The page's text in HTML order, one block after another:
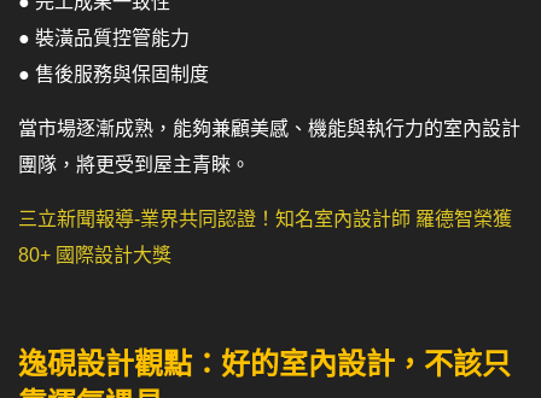
● 裝潢品質控管能力
● 售後服務與保固制度
當市場逐漸成熟，能夠兼顧美感、機能與執行力的室內設計
團隊，將更受到屋主青睞。
三立新聞報導-業界共同認證！知名室內設計師 羅德智榮獲
80+ 國際設計大獎
逸硯設計觀點：好的室內設計，不該只